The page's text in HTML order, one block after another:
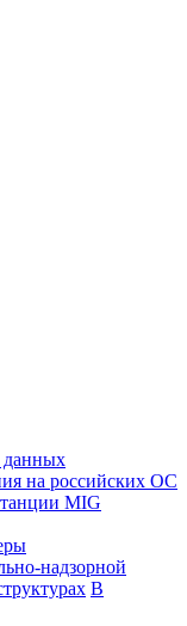
данных
на российских ОС
MIG
надзорной
В